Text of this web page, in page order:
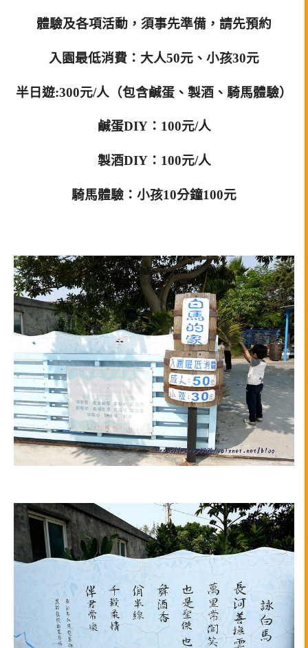
體驗及各項活動，須事先準備，請先預約
入園最低消費：大人50元、小孩30元
半日遊:300元/人（包含鹹蛋、製酒、騎馬體驗）
鹹蛋DIY：100元/人
製酒DIY：100元/人
騎馬體驗：小孩10分鐘100元